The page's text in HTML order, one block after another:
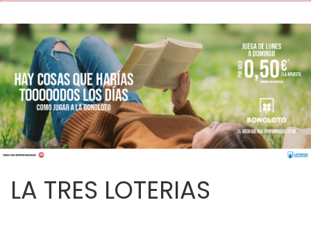
LA TRES LOTERIAS